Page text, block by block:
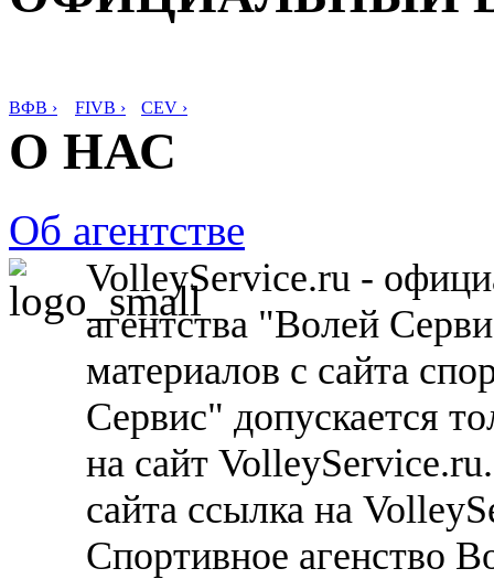
ВФВ › FIVB › CEV ›
О НАС
Об агентстве
VolleyService.ru -
агентства "Волей
материалов с сайта
Сервис" допускается
на сайт
сайта ссылка на
Спортивное агенство